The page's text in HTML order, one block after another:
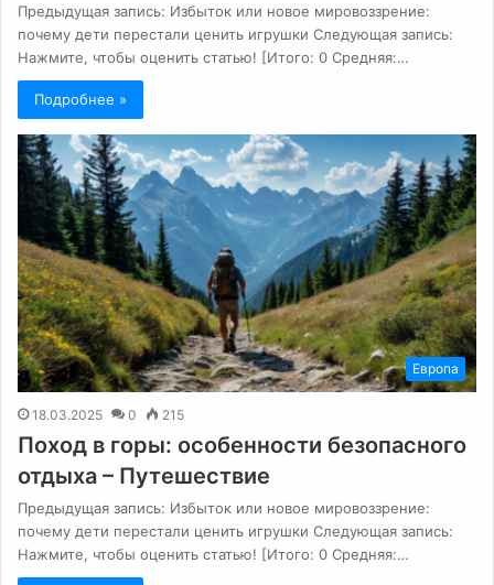
Предыдущая запись: Избыток или новое мировоззрение:
почему дети перестали ценить игрушки Следующая запись:
Нажмите, чтобы оценить статью! [Итого: 0 Средняя:…
Подробнее »
Европа
18.03.2025 0 215
Поход в горы: особенности безопасного
отдыха – Путешествие
Предыдущая запись: Избыток или новое мировоззрение:
почему дети перестали ценить игрушки Следующая запись:
Нажмите, чтобы оценить статью! [Итого: 0 Средняя:…